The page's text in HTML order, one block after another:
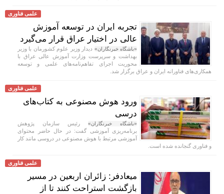
علمی فناوری
تجربه ایران در توسعه آموزش
عالی در اختیار عراق قرار می‌گیرد
«باشگاه خبرنگاران» دیدار وزیر علوم کشورمان با وزیر
بهداشت و سرپرست وزارت آموزش عالی عراق با
محوریت اجرای تفاهم‌نامه‌های علمی و توسعه
همکاری‌های فناورانه ایران و عراق برگزار شد.
علمی فناوری
ورود هوش مصنوعی به کتاب‌های
درسی
«باشگاه خبرنگاران» رئیس سازمان پژوهش
برنامه‌ریزی آموزشی گفت: در حال حاضر محتوای
آموزشی مرتبط با هوش مصنوعی در دروسی مانند کار
و فناوری گنجانده شده است.
علمی فناوری
میعادفر: زائران اربعین در مسیر
بازگشت استراحت کنند تا از